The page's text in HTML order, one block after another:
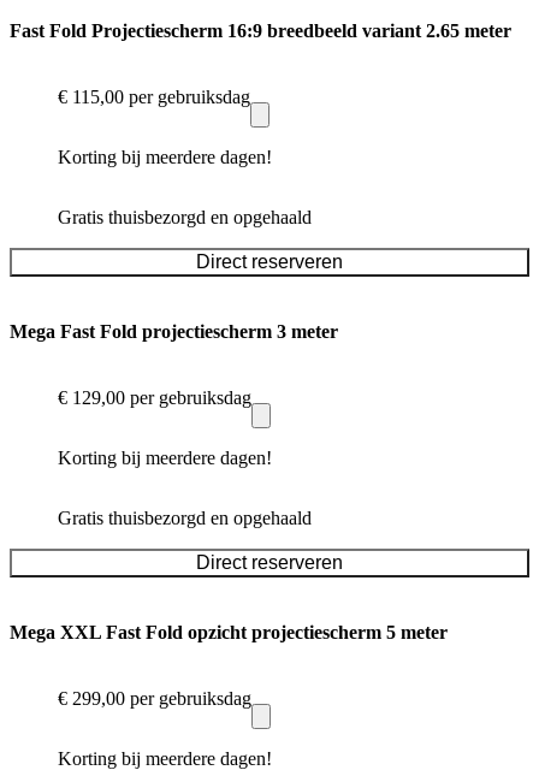
Fast Fold Projectiescherm 16:9 breedbeeld variant 2.65 meter
€ 115,00 per gebruiksdag
Korting bij meerdere dagen!
Gratis thuisbezorgd en opgehaald
Direct reserveren
Mega Fast Fold projectiescherm 3 meter
€ 129,00 per gebruiksdag
Korting bij meerdere dagen!
Gratis thuisbezorgd en opgehaald
Direct reserveren
Mega XXL Fast Fold opzicht projectiescherm 5 meter
€ 299,00 per gebruiksdag
Korting bij meerdere dagen!